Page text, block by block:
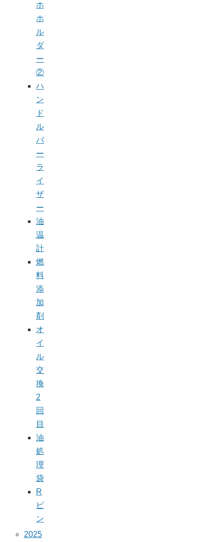
ホ
ホ
ル
ダ
ー
②
ハ
ン
ド
ル
バ
ー
ラ
イ
ザ
ー
油
温
計
燃
料
添
加
剤
オ
イ
ル
交
換
2
回
目
油
処
理
袋
R
ピ
ン
2025